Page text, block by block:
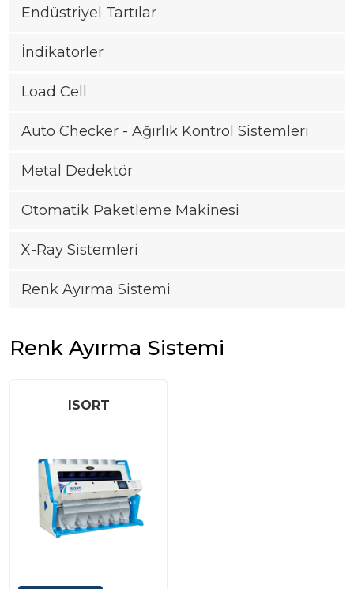
EN
540
20-
info@casturkey.com
Endüstriyel Tartılar
İndikatörler
Load Cell
Auto Checker - Ağırlık Kontrol Sistemleri
Metal Dedektör
Otomatik Paketleme Makinesi
X-Ray Sistemleri
Renk Ayırma Sistemi
Renk Ayırma Sistemi
ISORT